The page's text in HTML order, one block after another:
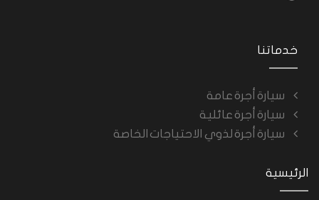
خدماتنا
سيارة أجرة عامة
سيارة أجرة عائلية
سيارة أجرة لذوي الاحتياجات الخاصة
الرئيسية